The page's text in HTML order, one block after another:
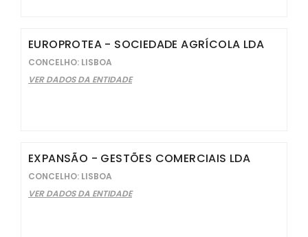
EUROPROTEA - SOCIEDADE AGRÍCOLA LDA
CONCELHO: LISBOA
VER DADOS DA ENTIDADE
EXPANSÃO - GESTÕES COMERCIAIS LDA
CONCELHO: LISBOA
VER DADOS DA ENTIDADE